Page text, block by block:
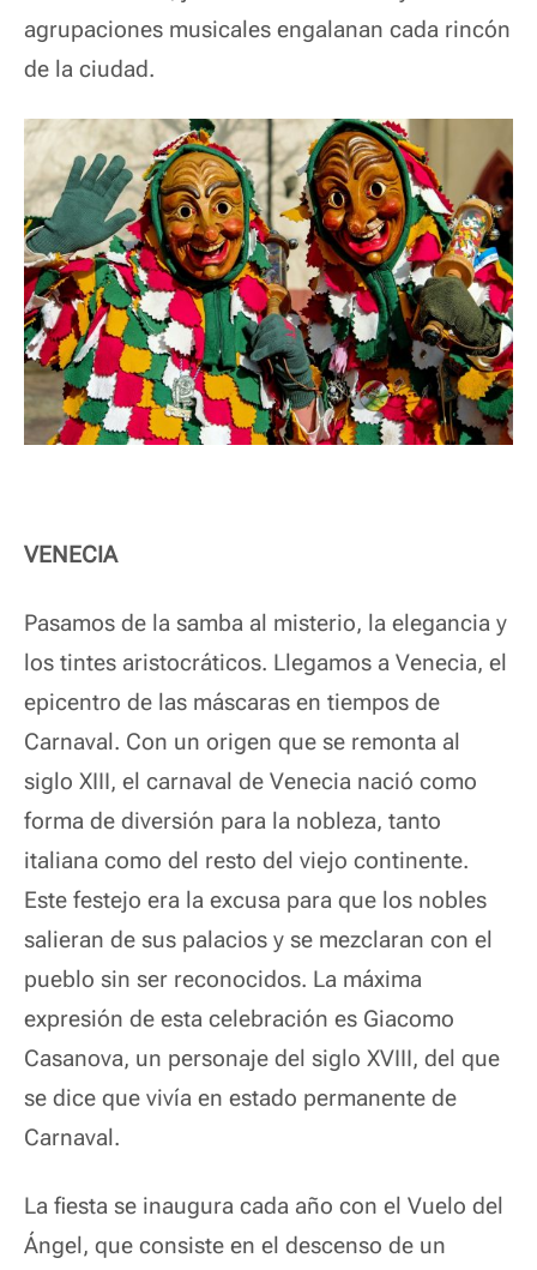
agrupaciones musicales engalanan cada rincón
de la ciudad.
VENECIA
Pasamos de la samba al misterio, la elegancia y
los tintes aristocráticos. Llegamos a Venecia, el
epicentro de las máscaras en tiempos de
Carnaval. Con un origen que se remonta al
siglo XIII, el carnaval de Venecia nació como
forma de diversión para la nobleza, tanto
italiana como del resto del viejo continente.
Este festejo era la excusa para que los nobles
salieran de sus palacios y se mezclaran con el
pueblo sin ser reconocidos. La máxima
expresión de esta celebración es Giacomo
Casanova, un personaje del siglo XVIII, del que
se dice que vivía en estado permanente de
Carnaval.
La fiesta se inaugura cada año con el Vuelo del
Ángel, que consiste en el descenso de un